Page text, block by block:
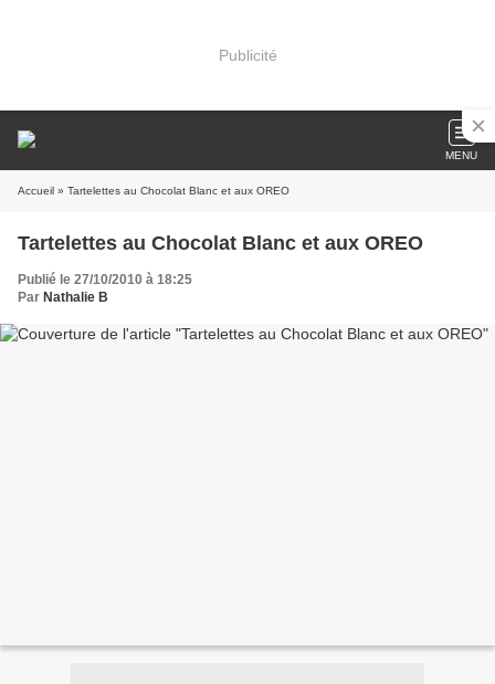
Publicité
MENU
Accueil » Tartelettes au Chocolat Blanc et aux OREO
Tartelettes au Chocolat Blanc et aux OREO
Publié le 27/10/2010 à 18:25
Par Nathalie B